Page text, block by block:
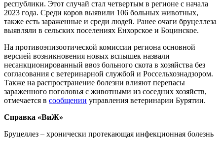
республики. Этот случай стал четвертым в регионе с начала
2023 года. Среди коров выявили 106 больных животных,
также есть зараженные и среди людей. Ранее очаги бруцеллеза
выявляли в сельских поселениях Енхорское и Боцинское.
На противоэпизоотической комиссии региона основной
версией возникновения новых вспышек назвали
несанкционированный ввоз больного скота в хозяйства без
согласования с ветеринарной службой и Россельхознадзором.
Также на распространение болезни влияют перепасы
зараженного поголовья с животными из соседних хозяйств,
отмечается в сообщении управления ветеринарии Бурятии.
Справка «ВиЖ»
Бруцеллез – хронически протекающая инфекционная болезнь